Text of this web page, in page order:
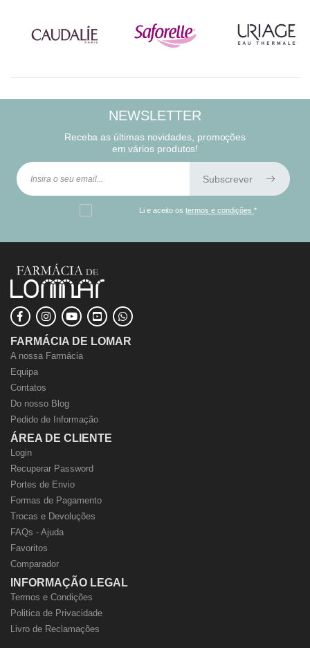
NEWSLETTER
Receba as últimas novidades, promoções
em vários produtos!
Subscrever
Li e aceito ostermos e condições*
FARMÁCIA DE LOMAR
A nossa Farmácia
Equipa
Contatos
Do nosso Blog
Pedido de Informação
ÁREA DE CLIENTE
Login
Recuperar Password
Portes de Envio
Formas de Pagamento
Trocas e Devoluções
FAQs - Ajuda
Favoritos
Comparador
INFORMAÇÃO LEGAL
Termos e Condições
Politica de Privacidade
Livro de Reclamações